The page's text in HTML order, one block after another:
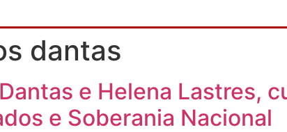
dantas
e Helena Lastres,
e Soberania Nacional